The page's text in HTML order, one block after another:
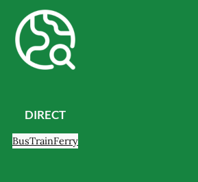
DIRECT
BusTrainFerry